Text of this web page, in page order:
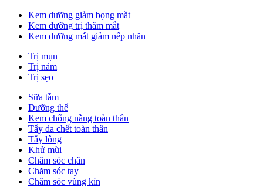
Kem dưỡng giảm bọng mắt
Kem dưỡng trị thâm mắt
Kem dưỡng mắt giảm nếp nhăn
Trị mụn
Trị nám
Trị sẹo
Sữa tắm
Dưỡng thể
Kem chống nắng toàn thân
Tẩy da chết toàn thân
Tẩy lông
Khử mùi
Chăm sóc chân
Chăm sóc tay
Chăm sóc vùng kín